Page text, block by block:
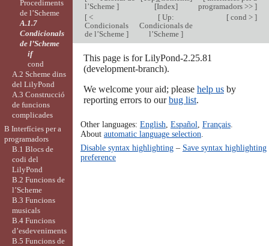
l’Scheme ]
[Index]
programadors >> ]
[<
Condicionals
de l’Scheme ]
[ Up:
Condicionals de
l’Scheme]
[cond > ]
This page is for LilyPond-2.25.81
(development-branch).
We welcome your aid; please help usby
reporting errors to ourbug list.
Other languages: English Español Français.
About automatic language selection
Disable syntax highlighting– Save syntax highlighting
preference
Procediments
de l’Scheme
A.1.7
Condicionals
de l’Scheme
if
cond
A.2 Scheme dins
del LilyPond
A.3 Construcció
de funcions
complicades
B Interfícies per a
programadors
B.1 Blocs de
codi del
LilyPond
B.2 Funcions de
l’Scheme
B.3 Funcions
musicals
B.4 Funcions
d’esdeveniments
B.5 Funcions de